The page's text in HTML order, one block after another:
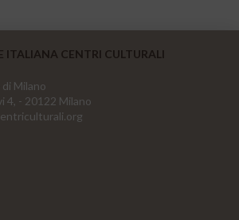
ITALIANA CENTRI CULTURALI
Milano
4, - 20122 Milano